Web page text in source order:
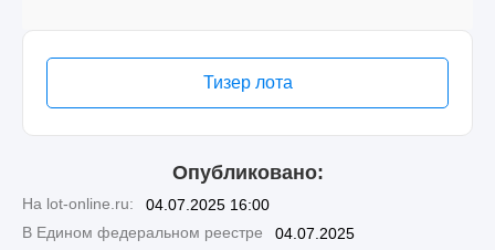
Тизер лота
Опубликовано:
На lot-online.ru:
04.07.2025 16:00
В Едином федеральном реестре
04.07.2025